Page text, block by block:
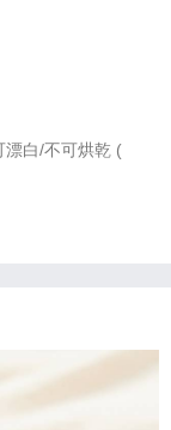
漂白/不可烘乾 (